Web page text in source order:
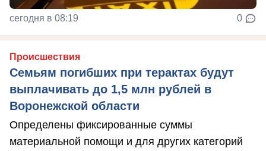
сегодня в 08:19 0
Происшествия
Семьям погибших при терактах будут
выплачивать до 1,5 млн рублей в
Воронежской области
Определены фиксированные суммы
материальной помощи и для других категорий